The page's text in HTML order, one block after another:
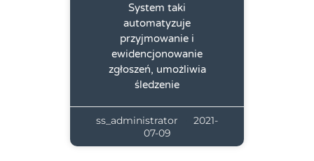
System taki
automatyzuje
przyjmowanie i
ewidencjonowanie
zgłoszeń, umożliwia
śledzenie
ss_administrator
2021-
07-09